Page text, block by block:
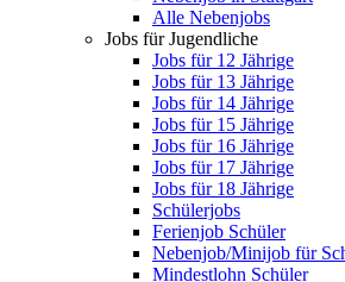
Alle Nebenjobs
Jobs für Jugendliche
Jobs für 12 Jährige
Jobs für 13 Jährige
Jobs für 14 Jährige
Jobs für 15 Jährige
Jobs für 16 Jährige
Jobs für 17 Jährige
Jobs für 18 Jährige
Schülerjobs
Ferienjob Schüler
Nebenjob/Minijob für
Mindestlohn Schüler